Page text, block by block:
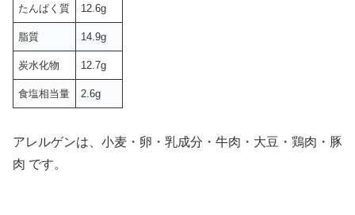
たんぱく質 12.6g
脂質 14.9g
炭水化物 12.7g
食塩相当量 2.6g
アレルゲンは、小麦・卵・乳成分・牛肉・大豆・鶏肉・豚
肉 です。